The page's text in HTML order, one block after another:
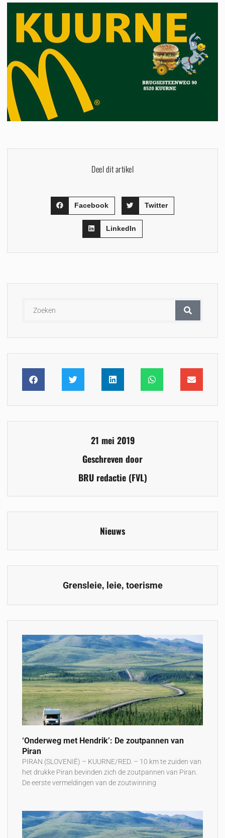
Deel dit artikel
Facebook Twitter
LinkedIn
21 mei 2019
Geschreven door
BRU redactie (FVL)
Nieuws
Grensleie, leie, toerisme
‘Onderweg met Hendrik’: De zoutpannen van
Piran
PIRAN (SLOVENIË) – KUURNE/RED. – 10 km te zuiden van
het drukke Piran bevinden zich de zoutpannen van Piran.
De eerste vermeldingen van de zoutwinning